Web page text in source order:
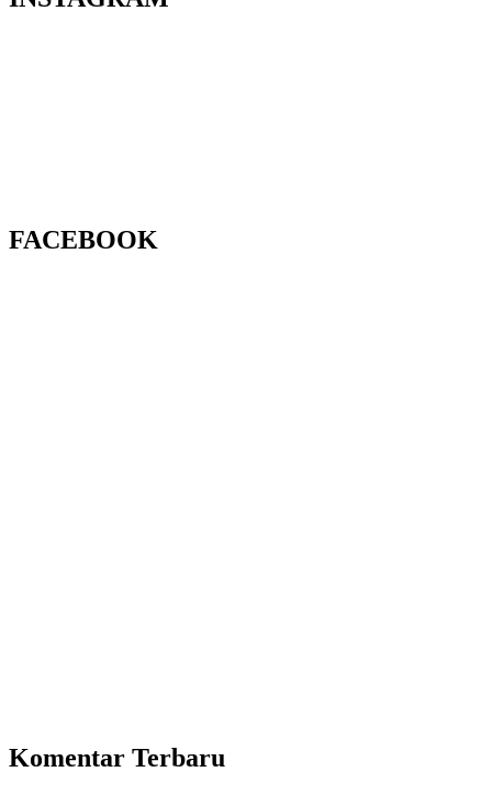
FACEBOOK
Komentar Terbaru